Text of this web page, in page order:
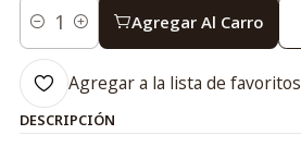
Cantidad
Agregar Al Carro
Agregar a la lista de favoritos
DESCRIPCIÓN